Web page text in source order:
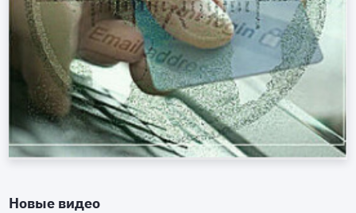
Новые видео